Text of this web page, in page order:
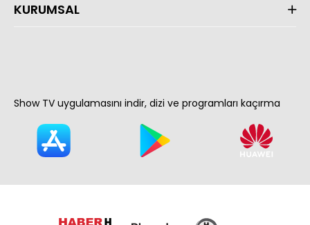
KURUMSAL
Show TV uygulamasını indir, dizi ve programları kaçırma